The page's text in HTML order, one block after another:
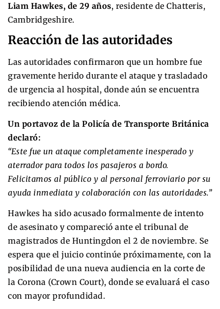
Liam Hawkes, de 29 años, residente de Chatteris,
Cambridgeshire.
Reacción de las autoridades
Las autoridades confirmaron que un hombre fue
gravemente herido durante el ataque y trasladado
de urgencia al hospital, donde aún se encuentra
recibiendo atención médica.
Un portavoz de la Policía de Transporte Británica
declaró:
“Este fue un ataque completamente inesperado y
aterrador para todos los pasajeros a bordo.
Felicitamos al público y al personal ferroviario por su
ayuda inmediata y colaboración con las autoridades.”
Hawkes ha sido acusado formalmente de intento
de asesinato y compareció ante el tribunal de
magistrados de Huntingdon el 2 de noviembre. Se
espera que el juicio continúe próximamente, con la
posibilidad de una nueva audiencia en la corte de
la Corona (Crown Court), donde se evaluará el caso
con mayor profundidad.